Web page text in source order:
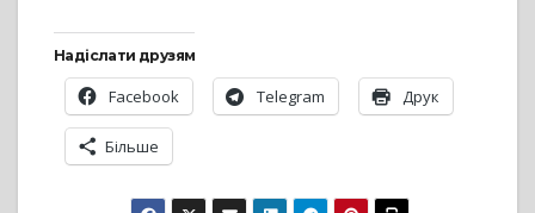
Надіслати друзям
Facebook Telegram Друк
Більше